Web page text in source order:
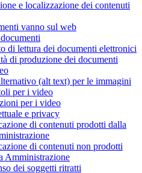
e localizzazione dei contenuti
vanno sul web
di lettura dei documenti elettronici
di produzione dei documenti
(alt text) per le immagini
per i video
per i video
e privacy
di contenuti prodotti dalla
di contenuti non prodotti
Amministrazione
dei soggetti ritratti